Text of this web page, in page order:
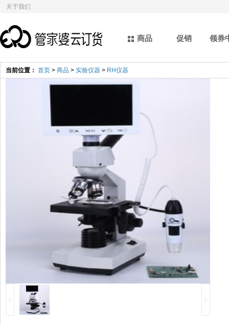
关于我们
商品 促销 领券
当前位置： 首页 > 商品 > 实验仪器 > RH仪器